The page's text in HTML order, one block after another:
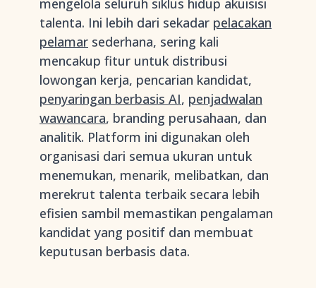
mengelola seluruh siklus hidup akuisisi
talenta. Ini lebih dari sekadar pelacakan
pelamar sederhana, sering kali
mencakup fitur untuk distribusi
lowongan kerja, pencarian kandidat,
penyaringan berbasis AI, penjadwalan
wawancara, branding perusahaan, dan
analitik. Platform ini digunakan oleh
organisasi dari semua ukuran untuk
menemukan, menarik, melibatkan, dan
merekrut talenta terbaik secara lebih
efisien sambil memastikan pengalaman
kandidat yang positif dan membuat
keputusan berbasis data.